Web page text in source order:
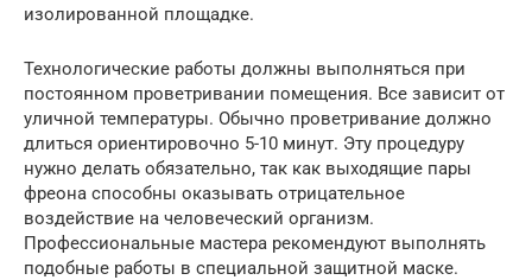
изолированной площадке.
Технологические работы должны выполняться при
постоянном проветривании помещения. Все зависит от
уличной температуры. Обычно проветривание должно
длиться ориентировочно 5-10 минут. Эту процедуру
нужно делать обязательно, так как выходящие пары
фреона способны оказывать отрицательное
воздействие на человеческий организм.
Профессиональные мастера рекомендуют выполнять
подобные работы в специальной защитной маске.